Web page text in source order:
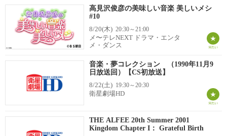
高見沢俊彦の美味しい音楽 美しいメシ
#10
8/20(木) 20:30～21:00
メ〜テレNEXT ドラマ・エンタ
メ・ダンス
音楽・夢コレクション （1990年11月9
日放送回）【CS初放送】
8/22(土) 19:30～20:30
衛星劇場HD
THE ALFEE 20th Summer 2001
Kingdom Chapter I： Grateful Birth